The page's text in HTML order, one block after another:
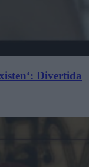
Divertida